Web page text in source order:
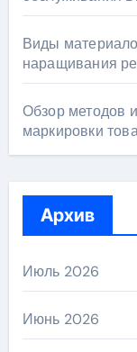
Виды
наращивания
Обзор методов
маркировки
Архив
Июль 2026
Июнь 2026